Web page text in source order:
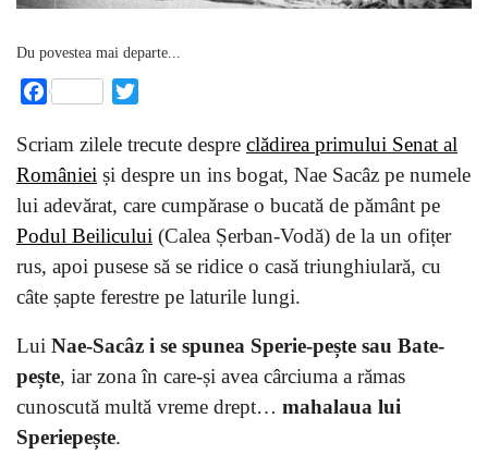
Du povestea mai departe...
Facebook
Scriam zilele trecute despre clădirea primului Senat al
României și despre un ins bogat, Nae Sacâz pe numele
lui adevărat, care cumpărase o bucată de pământ pe
Podul Beilicului (Calea Șerban-Vodă) de la un ofițer
rus, apoi pusese să se ridice o casă triunghiulară, cu
câte șapte ferestre pe laturile lungi.
Lui Nae-Sacâz i se spunea Sperie-pește sau Bate-
pește, iar zona în care-și avea cârciuma a rămas
cunoscută multă vreme drept… mahalaua lui
Speriepește.